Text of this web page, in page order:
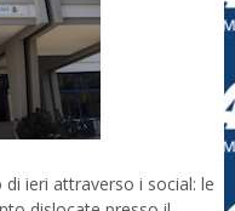
ieri attraverso i social: le